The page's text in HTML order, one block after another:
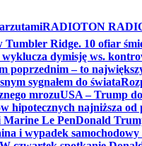
RADIOTON
Tumbler Ridge. 10 ofiar
dymisję ws.
poprzednim – to
sygnałem do świata
mrozuUSA – Trump
hipotecznych najniższa od
Marine Le PenDonald
i wypadek